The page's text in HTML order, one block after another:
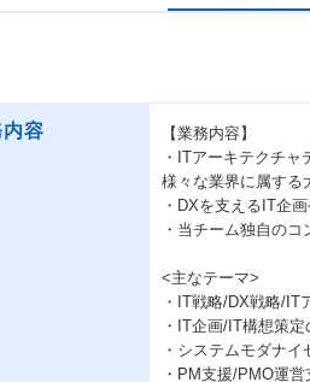
容
【業務内容】
・ITアーキテクチャ
様々な業界に属する
・DXを支えるIT企
・当チーム独自のコ
<主なテーマ>
・IT戦略/DX戦略/IT
・IT企画/IT構想策
・システムモダナ
・PM支援/PMO運営